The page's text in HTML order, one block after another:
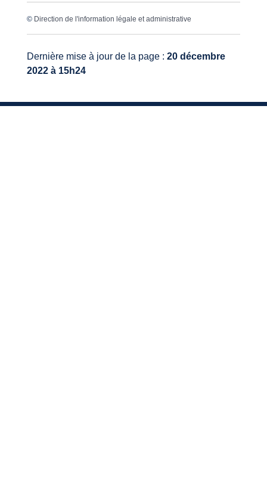
© Direction de l'information légale et administrative
Dernière mise à jour de la page : 20 décembre
2022 à 15h24